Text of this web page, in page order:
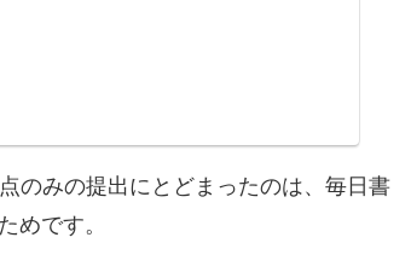
のみの提出にとどまったのは、毎日書
めです。